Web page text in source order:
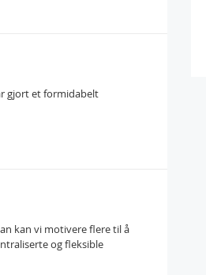
gjort et formidabelt
kan vi motivere flere til å
og fleksible